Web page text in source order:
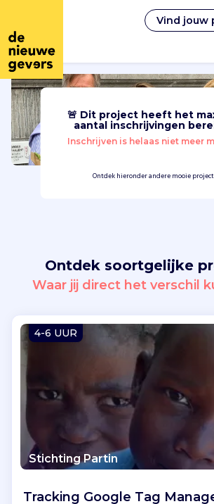
Vind jouw
Nederlands
Vrijwilligerswerk
Vind jouw project
Inloggen
🚨 Dit project heeft het
aantal inschrijvingen
Inschrijven is helaas niet meer
Ontdek hieronder andere mooie
Ontdek soortgelijke
Waar jij direct het verschil
4-6 UUR
Stichting Partin
Tracking Google Tag